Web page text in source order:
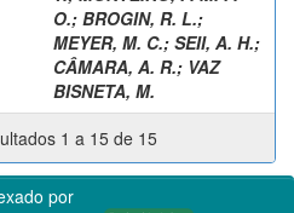
O.; BROGIN, R. L.;
MEYER, M. C.; SEII, A. H.;
CÂMARA, A. R.; VAZ
BISNETA, M.
1 a 15 de 15
por